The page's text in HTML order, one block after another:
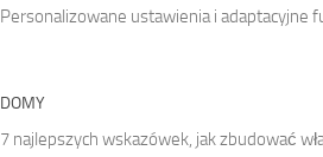
Personalizowane ustawienia i adaptacyjne
DOMY
7 najlepszych wskazówek, jak zbudować